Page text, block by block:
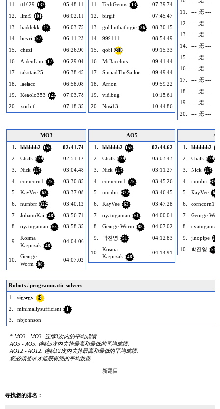
11.
tt1029 132
05:48.11
12.
llmt9 101
06:02.11
13.
haddekk 12
06:03.75
14.
bcsiri 57
06:11.23
15.
chuzi
06:26.90
16.
AidenLim 17
06:29.04
17.
takutais25
06:38.45
18.
laelacc
06:58.08
19.
Kenolo353 123
07:03.78
20.
xochitl 07:18.35
11.
TechGenus 13
07:39.74
12.
birgif
07:45.47
13.
goblinthatlogic 36
08:30.15
14.
999111
08:54.49
15.
qobi 240
09:15.33
16.
MrBacchus
09:41.44
17.
SinbadTheSailor
09:49.44
18.
Arnon
09:59.22
19.
vidibug
10:15.61
20.
Nusi13 10:44.86
11.
--- 无 ---
12.
--- 无 ---
13.
--- 无 ---
14.
--- 无 ---
15.
--- 无 ---
16.
--- 无 ---
17.
--- 无 ---
18.
--- 无 ---
19.
--- 无 ---
20.
--- 无 ---
MO3
1.
hhhhhh2 155
02:41.74
2.
Chalk 129
02:51.12
3.
Nick 217
03:04.48
4.
corncorn1 75
03:30.85
5.
KayVee 63
03:37.08
6.
numbrr 322
03:40.12
7.
JohannKai 48
03:56.71
8.
oyatugaman 66 03:58.35
9.
Kosma
Kasprzak
48
04:04.06
10.
George
Worm
88
04:07.02
AO5
1.
hhhhhh2 155
02:44.62
2.
Chalk 129
03:03.43
3.
Nick 217
03:11.27
4.
corncorn1 75
03:45.26
5.
numbrr 322
03:46.45
6.
KayVee 63
03:47.28
7.
oyatugaman 66
04:00.01
8.
George Worm 88
04:07.02
9.
박진영 51 04:12.83
10.
Kosma
Kasprzak
48
04:14.91
1.
hhhhhh2
2. Chalk 129
3. Nick 217
4. numbrr 322
5. KayVee 63
6. corncorn1
7.
George
8.
oyatugaman
9.
jinopipe 222
10. 박진영 51
Robots / programmatic solvers
1.
sigsegv 3
2. minimallysufficient 1
3. nbjohnson
* MO3 - MO3. 连续3次内的平均成绩.
AO5 - AO5. 连续5次内去掉最高和最低的平均成绩.
AO12 - AO12. 连续12次内去掉最高和最低的平均成绩.
您必须登录才能获得您的平均数据
新题目
寻找您的排名：